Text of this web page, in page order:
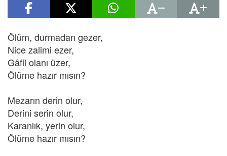
Ölüm, durmadan gezer,
Nice zalimi ezer,
Gâfil olanı üzer,
Ölüme hazır mısın?
Mezarın derin olur,
Derini serin olur,
Karanlık, yerin olur,
Ölüme hazır mısın?